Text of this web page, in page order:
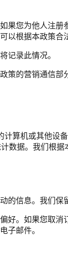
果您为他人注
根据本政策合
记录此情况。
的营销通信部
算机或其他设
数据。我们根
信息。我们保
好。如果您取
子邮件。